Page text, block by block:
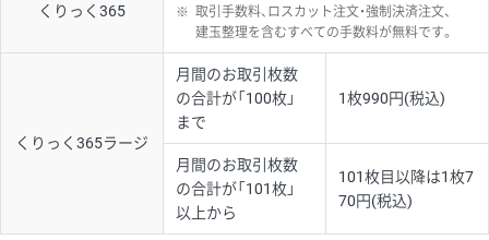
くりっく365 ※ 取引手数料、ロスカット注文・強制決済注文、
建玉整理を含むすべての手数料が無料です。
くりっく365ラージ
月間のお取引枚数
の合計が「100枚」
まで
1枚990円(税込)
月間のお取引枚数
の合計が「101枚」
以上から
101枚目以降は1枚7
70円(税込)